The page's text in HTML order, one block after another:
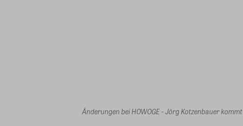
Änderungen bei HOWOGE - Jörg Kotzenbauer kommt